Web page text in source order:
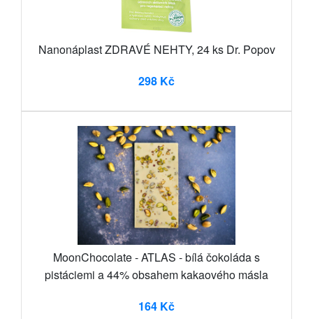
Nanonáplast ZDRAVÉ NEHTY, 24 ks Dr. Popov
298 Kč
MoonChocolate - ATLAS - bílá čokoláda s
pistáciemi a 44% obsahem kakaového másla
164 Kč